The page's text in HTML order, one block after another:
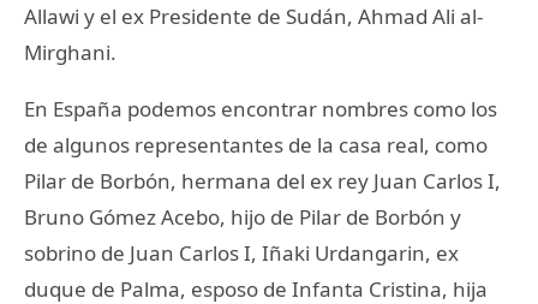
Allawi y el ex Presidente de Sudán, Ahmad Ali al-
Mirghani.
En España podemos encontrar nombres como los
de algunos representantes de la casa real, como
Pilar de Borbón, hermana del ex rey Juan Carlos I,
Bruno Gómez Acebo, hijo de Pilar de Borbón y
sobrino de Juan Carlos I, Iñaki Urdangarin, ex
duque de Palma, esposo de Infanta Cristina, hija